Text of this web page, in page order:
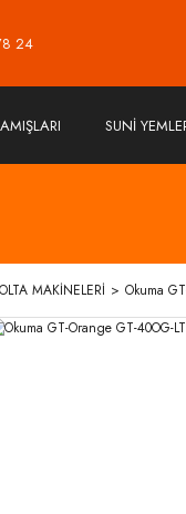
24
SUNİ
MAKİNELERİ Okuma